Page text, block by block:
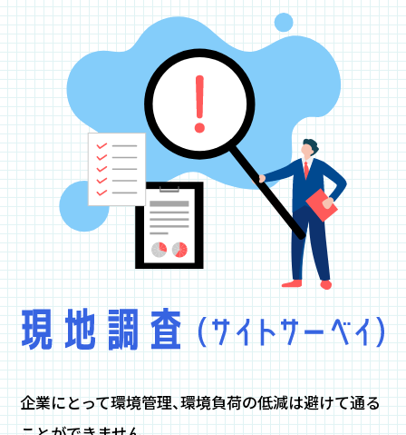
企業にとって環境管理、環境負荷の低減は避けて通る